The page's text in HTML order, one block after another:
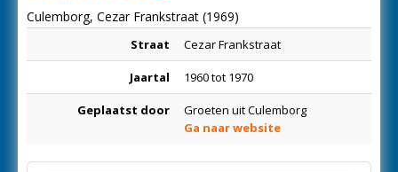
Culemborg, Cezar Frankstraat (1969)
Straat Cezar Frankstraat
Jaartal 1960 tot 1970
Geplaatst door
Groeten uit Culemborg
Ga naar website